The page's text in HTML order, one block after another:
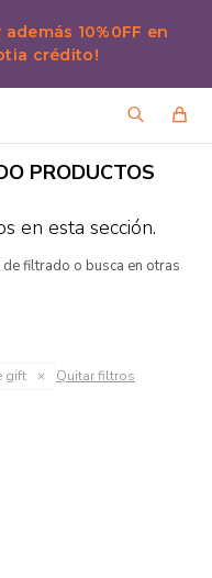
además 10%0FF en
crédito!
PRODUCTOS
en esta sección.
filtrado o busca en otras
gift Quitar filtros